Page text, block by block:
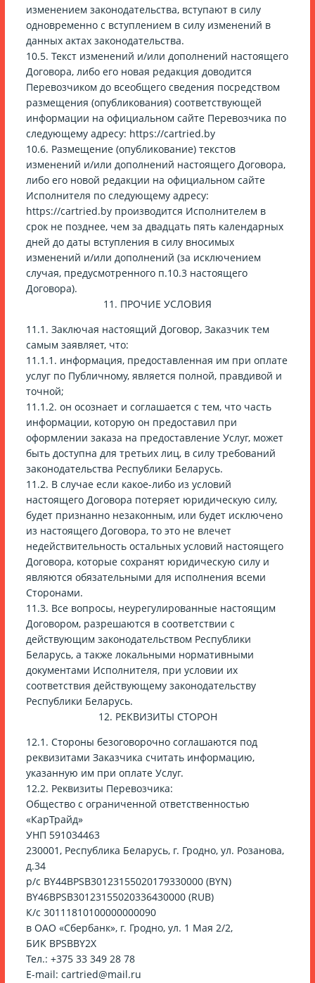
изменением законодательства, вступают в силу
одновременно с вступлением в силу изменений в
данных актах законодательства.
10.5. Текст изменений и/или дополнений настоящего
Договора, либо его новая редакция доводится
Перевозчиком до всеобщего сведения посредством
размещения (опубликования) соответствующей
информации на официальном сайте Перевозчика по
следующему адресу: https://cartried.by
10.6. Размещение (опубликование) текстов
изменений и/или дополнений настоящего Договора,
либо его новой редакции на официальном сайте
Исполнителя по следующему адресу:
https://cartried.by производится Исполнителем в
срок не позднее, чем за двадцать пять календарных
дней до даты вступления в силу вносимых
изменений и/или дополнений (за исключением
случая, предусмотренного п.10.3 настоящего
Договора).
11. ПРОЧИЕ УСЛОВИЯ
11.1. Заключая настоящий Договор, Заказчик тем
самым заявляет, что:
11.1.1. информация, предоставленная им при оплате
услуг по Публичному, является полной, правдивой и
точной;
11.1.2. он осознает и соглашается с тем, что часть
информации, которую он предоставил при
оформлении заказа на предоставление Услуг, может
быть доступна для третьих лиц, в силу требований
законодательства Республики Беларусь.
11.2. В случае если какое-либо из условий
настоящего Договора потеряет юридическую силу,
будет признанно незаконным, или будет исключено
из настоящего Договора, то это не влечет
недействительность остальных условий настоящего
Договора, которые сохранят юридическую силу и
являются обязательными для исполнения всеми
Сторонами.
11.3. Все вопросы, неурегулированные настоящим
Договором, разрешаются в соответствии с
действующим законодательством Республики
Беларусь, а также локальными нормативными
документами Исполнителя, при условии их
соответствия действующему законодательству
Республики Беларусь.
12. РЕКВИЗИТЫ СТОРОН
12.1. Стороны безоговорочно соглашаются под
реквизитами Заказчика считать информацию,
указанную им при оплате Услуг.
12.2. Реквизиты Перевозчика:
Общество с ограниченной ответственностью
«КарТрайд»
УНП 591034463
230001, Республика Беларусь, г. Гродно, ул. Розанова,
д.34
р/с BY44BPSB30123155020179330000 (BYN)
BY46BPSB30123155020336430000 (RUB)
К/с 30111810100000000090
в ОАО «Сбербанк», г. Гродно, ул. 1 Мая 2/2,
БИК BPSBBY2X
Тел.: +375 33 349 28 78
Е-mail: cartried@mail.ru